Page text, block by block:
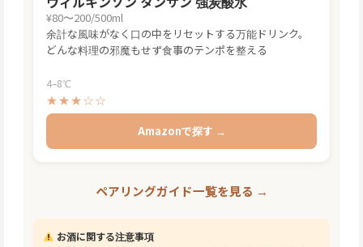
¥80〜200/500ml
余計な風味がなく口の中をリセットする万能ドリンク。
どんな料理の邪魔もせず食事のテンポを整える
4–8℃
★★★☆☆
Amazonで探す →
ペアリングガイド一覧を見る →
お酒に関する注意事項